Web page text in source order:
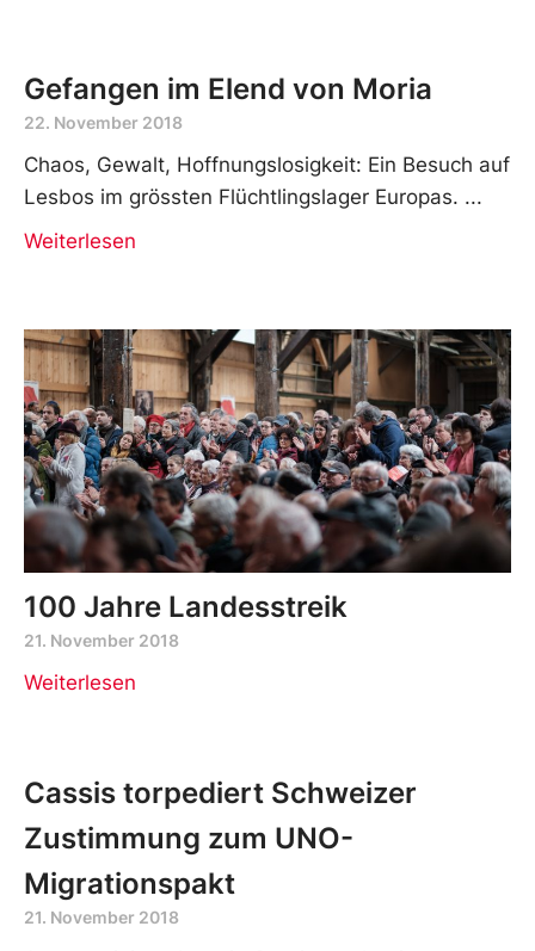
Gefangen im Elend von Moria
22. November 2018
Chaos, Gewalt, Hoffnungslosigkeit: Ein Besuch auf
Lesbos im grössten Flüchtlingslager Europas.
Weiterlesen
100 Jahre Landesstreik
21. November 2018
Weiterlesen
Cassis torpediert Schweizer
Zustimmung zum UNO-
Migrationspakt
21. November 2018